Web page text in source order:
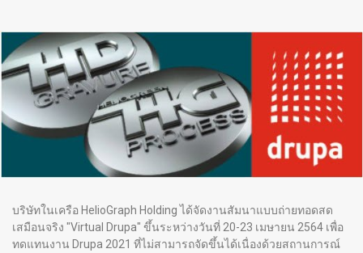
บริษัทในเครือ HelioGraph Holding ได้จัดงานสัมนาแบบถ่ายทอดสด
เสมือนจริง "Virtual Drupa" ขึ้นระหว่างวันที่ 20-23 เมษายน 2564 เพื่อ
ทดแทนงาน Drupa 2021 ที่ไม่สามารถจัดขึ้นได้เนื่องด้วยสถานการณ์